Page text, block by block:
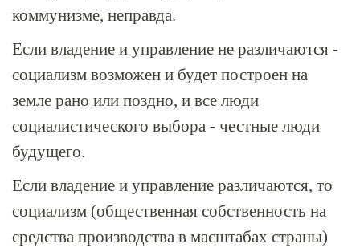
коммунизме, неправда.
Если владение и управление не различаются -
социализм возможен и будет построен на
земле рано или поздно, и все люди
социалистического выбора - честные люди
будущего.
Если владение и управление различаются, то
социализм (общественная собственность на
средства производства в масштабах страны)